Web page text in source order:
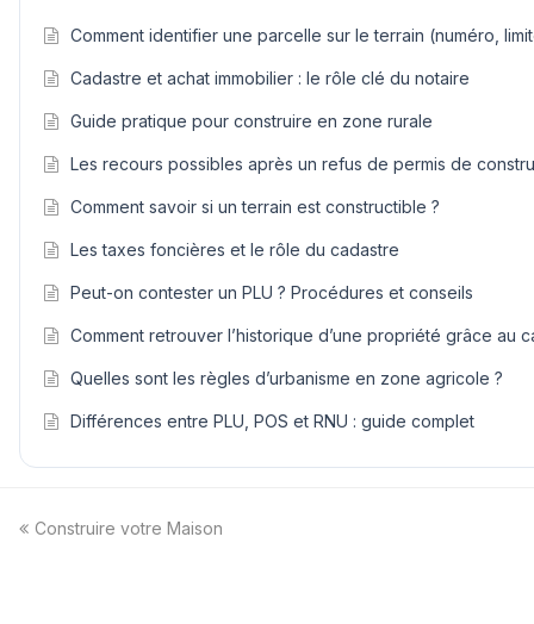
Comment identifier une parcelle sur le terrain (numéro,
Cadastre et achat immobilier : le rôle clé du notaire
Guide pratique pour construire en zone rurale
Les recours possibles après un refus de permis de
Comment savoir si un terrain est constructible ?
Les taxes foncières et le rôle du cadastre
Peut-on contester un PLU ? Procédures et conseils
Comment retrouver l’historique d’une propriété grâce au
Quelles sont les règles d’urbanisme en zone agricole ?
Différences entre PLU, POS et RNU : guide complet
previous
Construire votre Maison